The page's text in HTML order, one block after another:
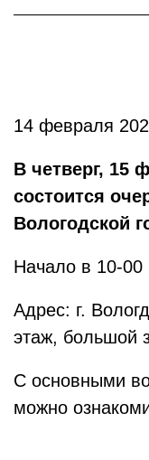
14 февраля
В четверг, 15
состоится
Вологодской
Начало в 10-00
Адрес: г.
этаж, большой
С основными
можно